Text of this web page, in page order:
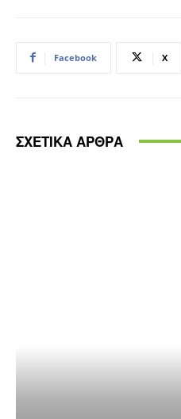
Facebook X
ΣΧΕΤΙΚΑ ΑΡΘΡΑ